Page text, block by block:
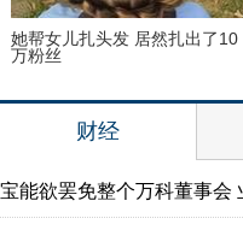
古装最美“眉心坠”造型，她艳压
贾静雯夺冠
财经
宝能欲罢免整个万科董事会